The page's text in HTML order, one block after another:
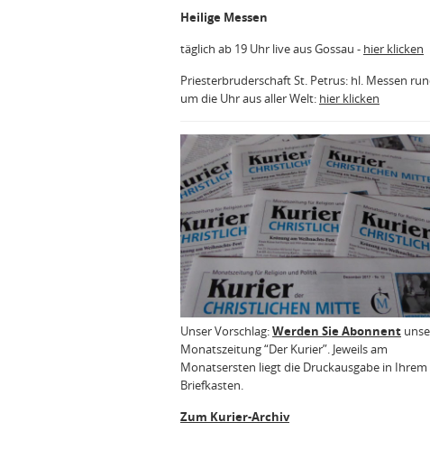
Heilige Messen
täglich ab 19 Uhr live aus Gossau - hier klicken
Priesterbruderschaft St. Petrus: hl. Messen
um die Uhr aus aller Welt: hier klicken
Unser Vorschlag:Werden Sie Abonnent
Monatszeitung “Der Kurier”. Jeweils am
Monatsersten liegt die Druckausgabe in Ihrem
Briefkasten.
Zum Kurier-Archiv